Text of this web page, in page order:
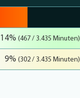
14%(467 / 3.435 Minuten)
9%(302 / 3.435 Minuten)